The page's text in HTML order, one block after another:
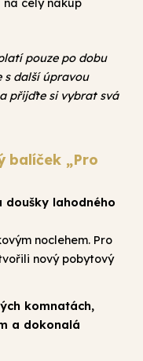
pouze po dobu
s další úpravou
přijďte si vybrat svá
balíček „Pro
doušky lahodného
noclehem. Pro
nový pobytový
komnatách,
a dokonalá